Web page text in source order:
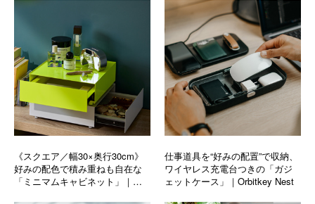
《スクエア／幅30×奥行30cm》
好みの配色で積み重ねも自在な
「ミニマムキャビネット」｜
仕事道具を“好みの配置”で収納、
ワイヤレス充電台つきの「ガジ
ェットケース」｜Orbitkey Nest